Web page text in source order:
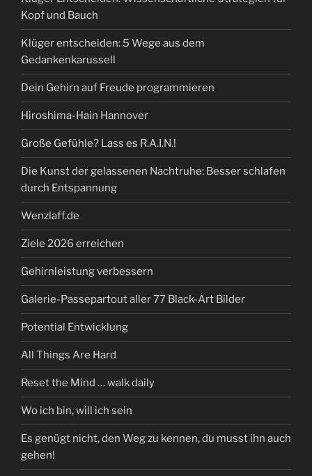
Kopf und Bauch
Klüger entscheiden: 5 Wege aus dem
Gedankenkarussell
Dein Gehirn auf Freude programmieren
Hiroshima-Hain Hannover
Große Gefühle? Lass es R.A.I.N.!
Die Kunst der gelassenen Nachtruhe: Besser schlafen
durch Entspannung
Wenzlaff.de
Ziele 2026 erreichen
Gehirnleistung verbessern
Galerie-Passepartout aller 77 Black-Art Bilder
Potential Entwicklung
All Things Are Hard
Reset the Mind … walk daily
Wo ich bin, will ich sein
Es genügt nicht, den Weg zu kennen, du musst ihn auch
gehen!